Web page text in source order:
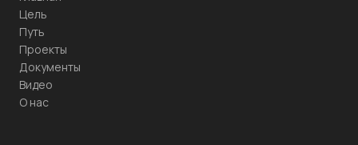
Цель
Путь
Проекты
Документы
Видео
О нас